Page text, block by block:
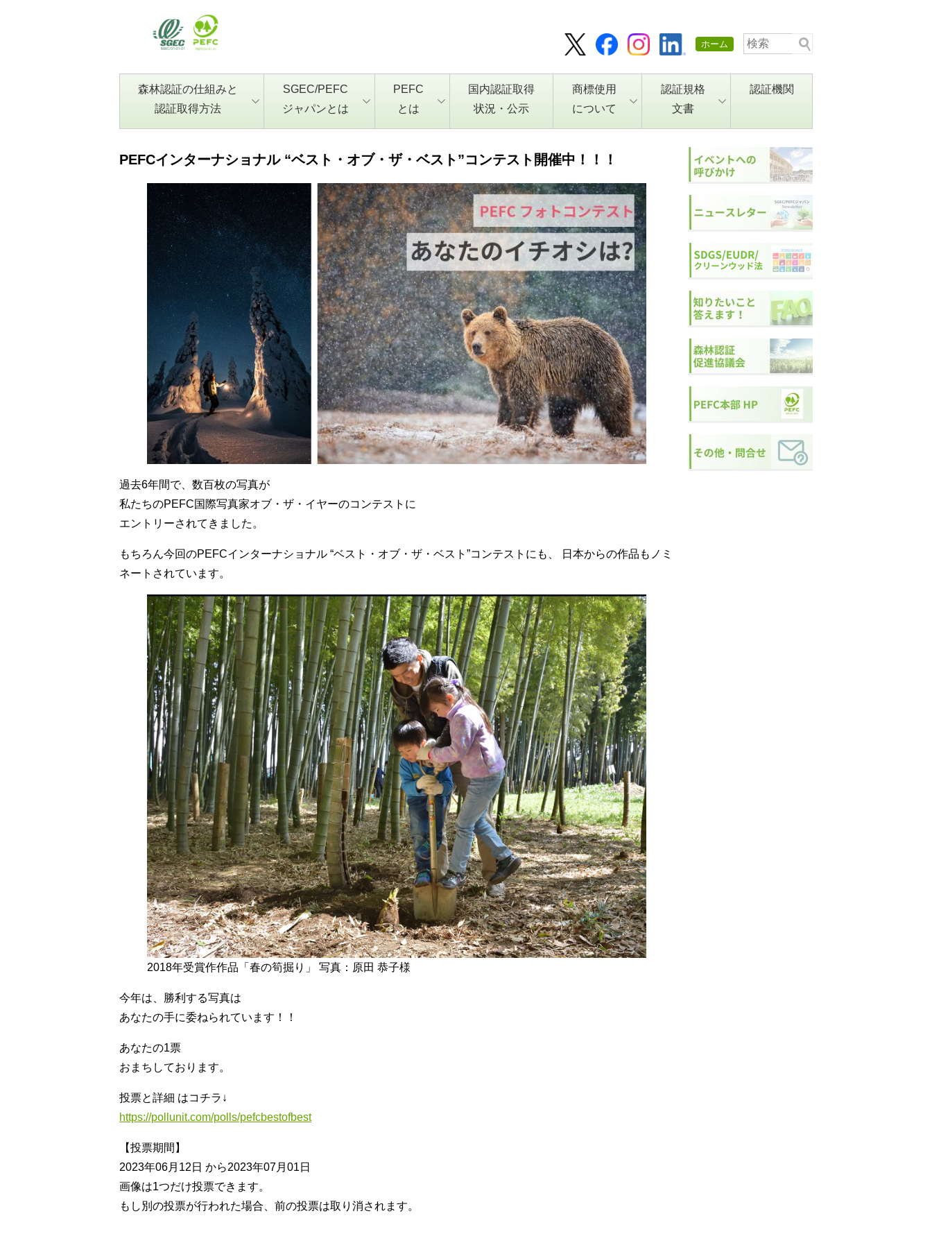
ホーム
森林認証の仕組みと
認証取得方法
SGEC/PEFC
ジャパンとは
PEFC
とは
国内認証取得
状況・公示
商標使用
について
認証規格
文書
認証機関
PEFCインターナショナル “ベスト・オブ・ザ・ベスト”コンテスト開催中！！！
過去6年間で、数百枚の写真が
私たちのPEFC国際写真家オブ・ザ・イヤーのコンテストに
エントリーされてきました。
もちろん今回のPEFCインターナショナル “ベスト・オブ・ザ・ベスト”コンテストにも、 日本からの作品もノミ
ネートされています。
2018年受賞作作品「春の筍掘り」 写真：原田 恭子様
今年は、勝利する写真は
あなたの手に委ねられています！！
あなたの1票
おまちしております。
投票と詳細 はコチラ↓
https://pollunit.com/polls/pefcbestofbest
【投票期間】
2023年06月12日 から2023年07月01日
画像は1つだけ投票できます。
もし別の投票が行われた場合、前の投票は取り消されます。